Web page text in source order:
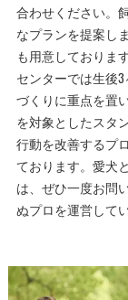
合わせください。
なプランを提案し
も用意しております
センターでは生後
づくりに重点を置
を対象としたスタ
行動を改善するプ
ております。愛犬
は、ぜひ一度お問
ぬプロを運営して